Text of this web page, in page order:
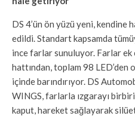
DS 4’ün ön yüzü yeni, kendine
edildi. Standart kapsamda
ince farlar sunuluyor. Farlar
hattından, toplam 98 LED’den
içinde barındırıyor. DS
WINGS, farlarla ızgarayı
kaput, hareket sağlayarak